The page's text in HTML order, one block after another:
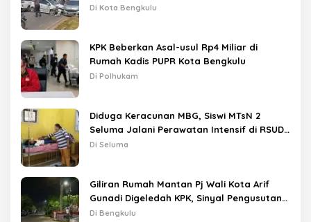
Lampu Merah
Di Kota Bengkulu
KPK Beberkan Asal-usul Rp4 Miliar di
Rumah Kadis PUPR Kota Bengkulu
Di Polhukam
Diduga Keracunan MBG, Siswi MTsN 2
Seluma Jalani Perawatan Intensif di RSUD
Tais
Di Seluma
Giliran Rumah Mantan Pj Wali Kota Arif
Gunadi Digeledah KPK, Sinyal Pengusutan
Meluas
Di Bengkulu